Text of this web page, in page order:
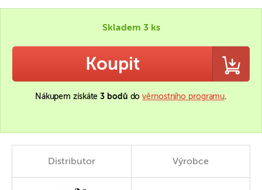
Skladem 3 ks
Koupit
Nákupem získáte3 bodů dověrnostního programu.
Distributor Výrobce